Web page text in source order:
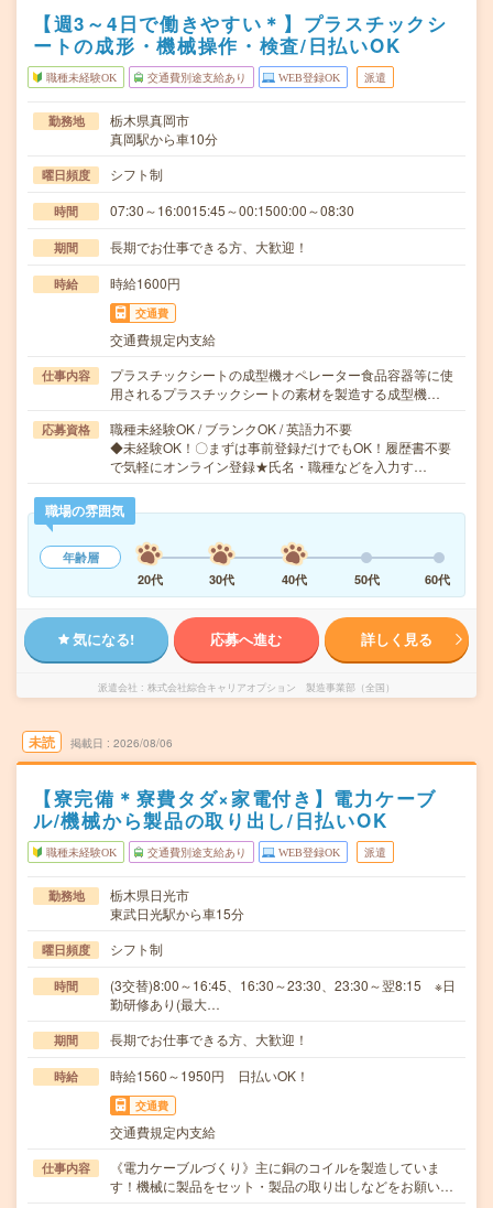
【週3～4日で働きやすい＊】プラスチックシ
ートの成形・機械操作・検査/日払いOK
職種未経験OK 交通費別途支給あり WEB登録OK 派遣
勤務地
栃木県真岡市
真岡駅から車10分
曜日頻度 シフト制
時間 07:30～16:0015:45～00:1500:00～08:30
期間 長期でお仕事できる方、大歓迎！
時給 時給1600円
交通費
交通費規定内支給
仕事内容
プラスチックシートの成型機オペレーター食品容器等に使
用されるプラスチックシートの素材を製造する成型機…
応募資格
職種未経験OK / ブランクOK / 英語力不要
◆未経験OK！〇まずは事前登録だけでもOK！履歴書不要
で気軽にオンライン登録★氏名・職種などを入力す…
職場の雰囲気
年齢層
20代
30代 40代 50代 60代
気になる! 応募へ進む 詳しく見る
派遣会社 株式会社綜合キャリアオプション 製造事業部（全国）
未読 掲載日 2026/08/06
【寮完備＊寮費タダ×家電付き】電力ケーブ
ル/機械から製品の取り出し/日払いOK
職種未経験OK 交通費別途支給あり WEB登録OK 派遣
勤務地
栃木県日光市
東武日光駅から車15分
曜日頻度 シフト制
時間
(3交替)8:00～16:45、16:30～23:30、23:30～翌8:15 ※日
勤研修あり(最大…
期間 長期でお仕事できる方、大歓迎！
時給 時給1560～1950円 日払いOK！
交通費
交通費規定内支給
仕事内容
《電力ケーブルづくり》主に銅のコイルを製造していま
す！機械に製品をセット・製品の取り出しなどをお願い…